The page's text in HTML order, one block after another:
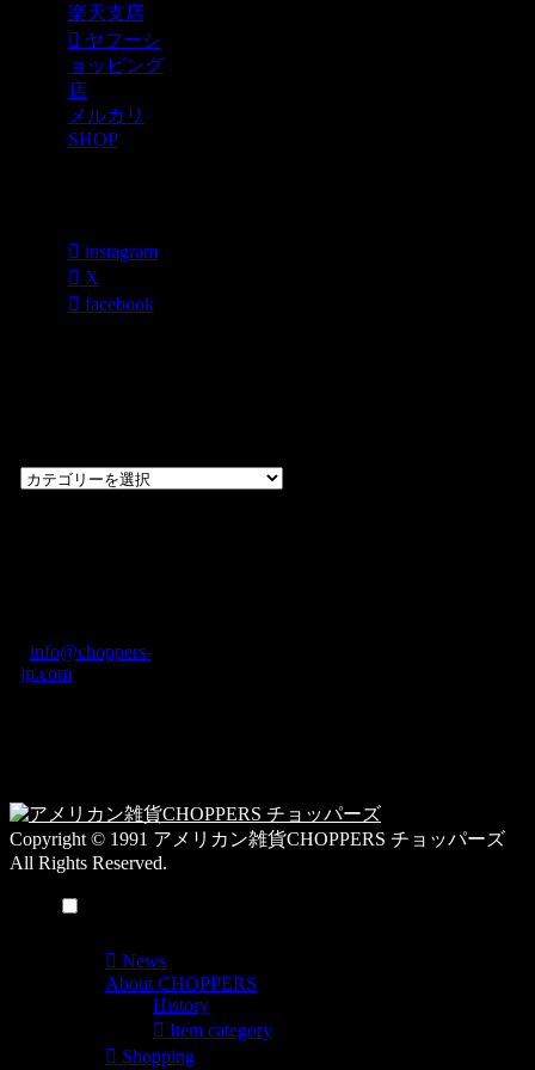
楽天支店
ヤフーシ
ョッピング
店
メルカリ
SHOP
instagram
X
facebook
過
テ
ゴ
info@choppers-
jp.com
Copyright © 1991 アメリカン雑貨CHOPPERS チョッパーズ
All Rights Reserved.
News
About CHOPPERS
History
Item category
Shopping